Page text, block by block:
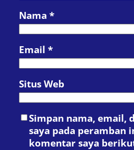
Nama *
Email *
Situs Web
Simpan nama, email,
saya pada peramban
komentar saya